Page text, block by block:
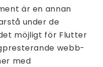
är en annan
under de
möjligt för Flutter
webb-
med